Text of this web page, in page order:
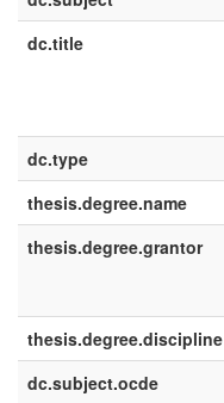
dc.title
dc.type
thesis.degree.name
thesis.degree.grantor
thesis.degree.discipline
dc.subject.ocde